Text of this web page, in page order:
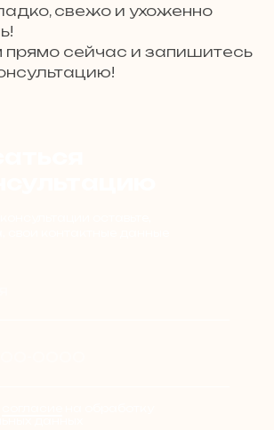
свежо и ухоженно
прямо сейчас и запишитесь